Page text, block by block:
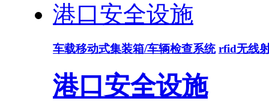
港口安全设施
车载移动式集装箱/车辆检查系统 rfid无线
港口安全设施